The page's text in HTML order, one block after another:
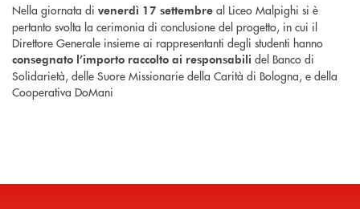
Nella giornata di venerdì 17 settembre al Liceo Malpighi si è
pertanto svolta la cerimonia di conclusione del progetto, in cui il
Direttore Generale insieme ai rappresentanti degli studenti hanno
consegnato l’importo raccolto ai responsabili del Banco di
Solidarietà, delle Suore Missionarie della Carità di Bologna, e della
Cooperativa DoMani